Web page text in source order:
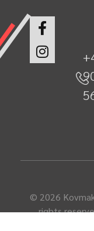
© 2026
rights